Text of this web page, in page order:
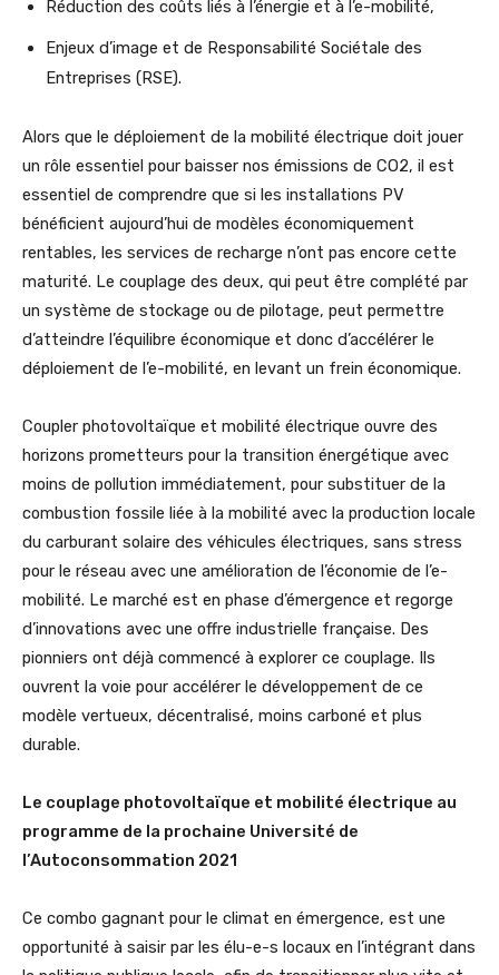
Réduction des coûts liés à l’énergie et à l’e-mobilité,
Enjeux d’image et de Responsabilité Sociétale des
Entreprises (RSE).
Alors que le déploiement de la mobilité électrique doit jouer
un rôle essentiel pour baisser nos émissions de CO2, il est
essentiel de comprendre que si les installations PV
bénéficient aujourd’hui de modèles économiquement
rentables, les services de recharge n’ont pas encore cette
maturité. Le couplage des deux, qui peut être complété par
un système de stockage ou de pilotage, peut permettre
d’atteindre l’équilibre économique et donc d’accélérer le
déploiement de l’e-mobilité, en levant un frein économique.
Coupler photovoltaïque et mobilité électrique ouvre des
horizons prometteurs pour la transition énergétique avec
moins de pollution immédiatement, pour substituer de la
combustion fossile liée à la mobilité avec la production locale
du carburant solaire des véhicules électriques, sans stress
pour le réseau avec une amélioration de l’économie de l’e-
mobilité. Le marché est en phase d’émergence et regorge
d’innovations avec une offre industrielle française. Des
pionniers ont déjà commencé à explorer ce couplage. Ils
ouvrent la voie pour accélérer le développement de ce
modèle vertueux, décentralisé, moins carboné et plus
durable.
Le couplage photovoltaïque et mobilité électrique au
programme de la prochaine Université de
l’Autoconsommation 2021
Ce combo gagnant pour le climat en émergence, est une
opportunité à saisir par les élu-e-s locaux en l’intégrant dans